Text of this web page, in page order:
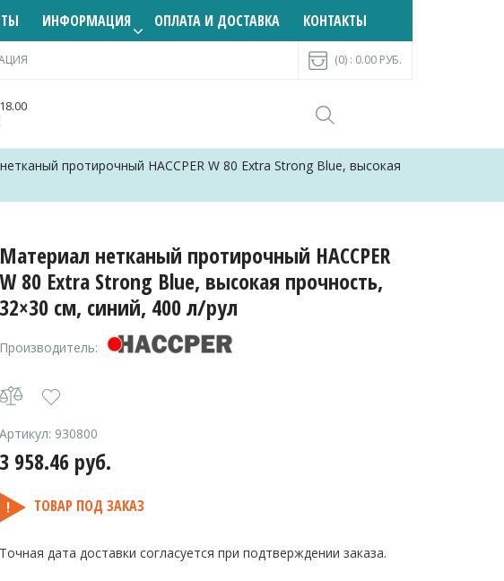
ИНФОРМАЦИЯ ОПЛАТА И ДОСТАВКА КОНТАКТЫ
(0) : 0.00 РУБ.
протирочный HACCPER W 80 Extra Strong Blue, высокая
Материал нетканый протирочный HACCPER
W 80 Extra Strong Blue, высокая прочность,
32×30 см, синий, 400 л/рул
Производитель:
Артикул: 930800
3 958.46 руб.
ТОВАР ПОД ЗАКАЗ
Точная дата доставки согласуется при подтверждении заказа.